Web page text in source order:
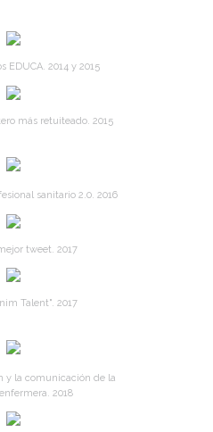
EDUCA. 2014 y 2015
más retuiteado. 2015
sanitario 2.0. 2016
tweet. 2017
Talent". 2017
y la comunicación de la
2018